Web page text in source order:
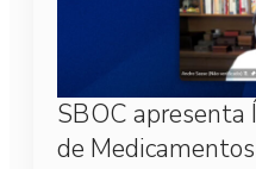
SBOC apresenta
de